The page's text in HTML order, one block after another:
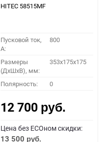
HITEC 58515MF
Пусковой ток,
A:
800
Размеры
(ДхШхВ), мм:
353x175x175
Полярность: 0
12 700 руб.
Цена без ECOном скидки:
13 500 руб.